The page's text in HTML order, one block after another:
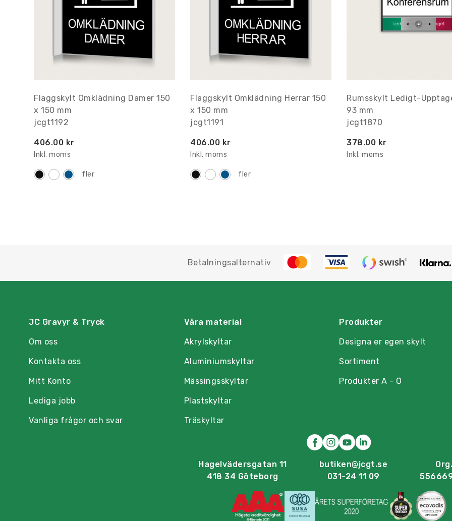
Flaggskylt Omklädning Damer 150
x 150 mm
jcgt1192
406.00 kr
Inkl. moms
fler
Flaggskylt Omklädning Herrar 150
x 150 mm
jcgt1191
406.00 kr
Inkl. moms
fler
Rumsskylt Ledigt-
93 mm
jcgt1870
378.00 kr
Inkl. moms
Betalningsalternativ
JC Gravyr & Tryck
Om oss
Kontakta oss
Mitt Konto
Lediga jobb
Vanliga frågor och svar
Våra material
Akrylskyltar
Aluminiumskyltar
Mässingsskyltar
Plastskyltar
Träskyltar
Produkter
Designa er egen skylt
Sortiment
Produkter A - Ö
Hagelvädersgatan 11
418 34 Göteborg
butiken@jcgt.se
031-24 11 09